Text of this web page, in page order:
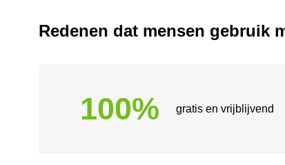
Redenen dat mensen gebruik
100% gratis en vrijblijvend